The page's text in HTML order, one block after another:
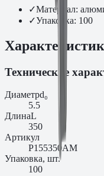
✓Материал:
✓Упаковка: 100
Технические
Диаметрd₀
5.5
ДлинаL
350
Артикул
P155350AM
Упаковка, шт.
100